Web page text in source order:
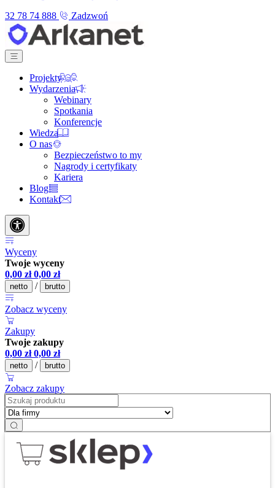
32 78 74 888
Zadzwoń
Projekty
Wydarzenia
Webinary
Spotkania
Konferencje
Wiedza
O nas
Bezpieczeństwo to my
Nagrody i certyfikaty
Kariera
Blog
Kontakt
Wyceny
Twoje wyceny
0,00 zł 0,00 zł
netto / brutto
Zobacz wyceny
Zakupy
Twoje zakupy
0,00 zł 0,00 zł
netto / brutto
Zobacz zakupy